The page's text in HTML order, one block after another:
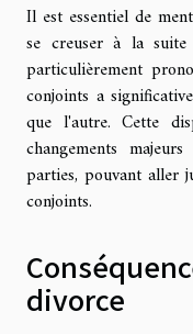
Il est essentiel de
se creuser à la
particulièrement
conjoints a
que l'autre. Cette
changements
parties, pouvant aller
conjoints.
divorce